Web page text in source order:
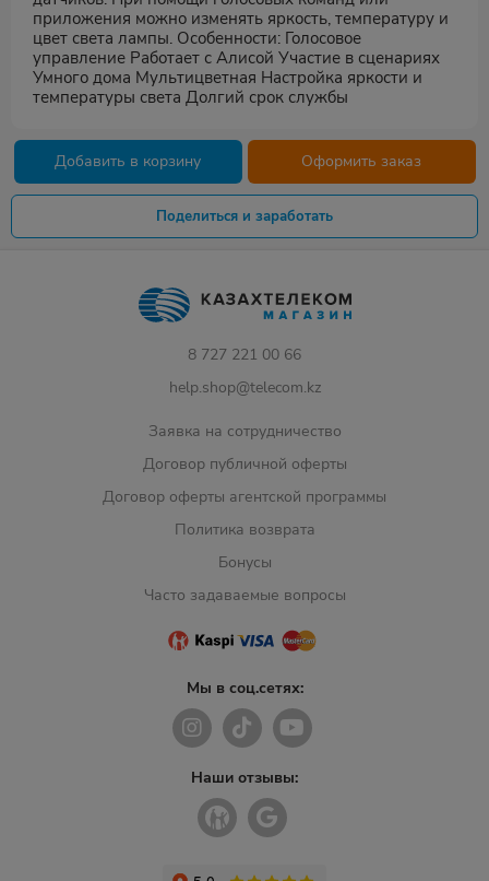
приложения можно изменять яркость, температуру и
цвет света лампы. Особенности: Голосовое
управление Работает с Алисой Участие в сценариях
Умного дома Мультицветная Настройка яркости и
температуры света Долгий срок службы
Добавить в корзину Оформить заказ
Поделиться и заработать
8 727 221 00 66
help.shop@telecom.kz
Заявка на сотрудничество
Договор публичной оферты
Договор оферты агентской программы
Политика возврата
Бонусы
Часто задаваемые вопросы
Мы в соц.сетях:
Наши отзывы: